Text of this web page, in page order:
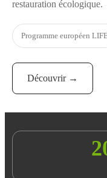
restauration écologique.
Programme européen
Découvrir →